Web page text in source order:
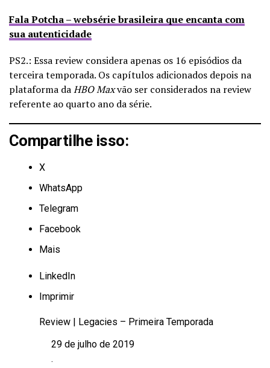
Fala Potcha – websérie brasileira que encanta com
sua autenticidade
PS2.: Essa review considera apenas os 16 episódios da
terceira temporada. Os capítulos adicionados depois na
plataforma daHBO Maxvão ser considerados na review
referente ao quarto ano da série.
Compartilhe isso:
X
WhatsApp
Telegram
Facebook
Mais
LinkedIn
Imprimir
Review | Legacies – Primeira Temporada
Data
29 de julho de 2019
Em relação a
.